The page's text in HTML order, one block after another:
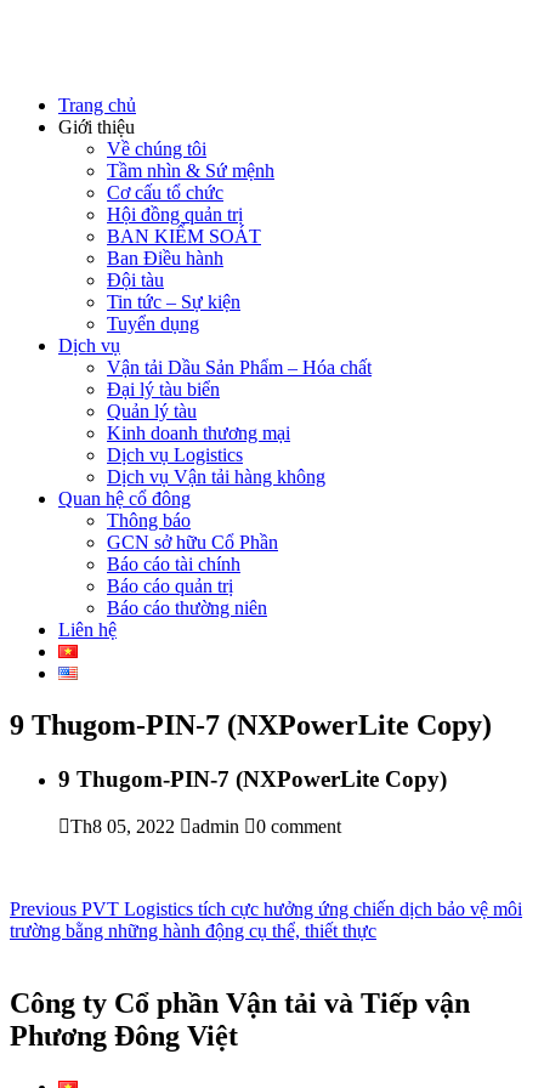
Trang chủ
Giới thiệu
Về chúng tôi
Tầm nhìn & Sứ mệnh
Cơ cấu tổ chức
Hội đồng quản trị
BAN KIỂM SOÁT
Ban Điều hành
Đội tàu
Tin tức – Sự kiện
Tuyển dụng
Dịch vụ
Vận tải Dầu Sản Phẩm – Hóa chất
Đại lý tàu biển
Quản lý tàu
Kinh doanh thương mại
Dịch vụ Logistics
Dịch vụ Vận tải hàng không
Quan hệ cổ đông
Thông báo
GCN sở hữu Cổ Phần
Báo cáo tài chính
Báo cáo quản trị
Báo cáo thường niên
Liên hệ
9 Thugom-PIN-7 (NXPowerLite Copy)
9 Thugom-PIN-7 (NXPowerLite Copy)
Th8 05, 2022 admin 0 comment
Điều
hướng
viết
Previous Previous
post:
PVT Logistics tích cực hưởng ứng chiến dịch bảo vệ môi
trường bằng những hành động cụ thể, thiết thực
Công ty Cổ phần Vận tải và Tiếp vận
Phương Đông Việt